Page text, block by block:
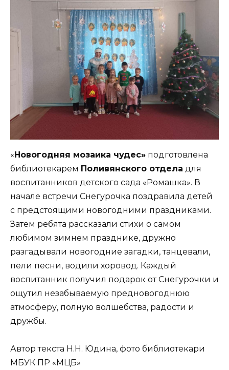
«Новогодняя мозаика чудес» подготовлена
библиотекарем Поливянского отдела для
воспитанников детского сада «Ромашка». В
начале встречи Снегурочка поздравила детей
с предстоящими новогодними праздниками.
Затем ребята рассказали стихи о самом
любимом зимнем празднике, дружно
разгадывали новогодние загадки, танцевали,
пели песни, водили хоровод. Каждый
воспитанник получил подарок от Снегурочки и
ощутил незабываемую предновогоднюю
атмосферу, полную волшебства, радости и
дружбы.
Автор текста Н.Н. Юдина, фото библиотекари
МБУК ПР «МЦБ»